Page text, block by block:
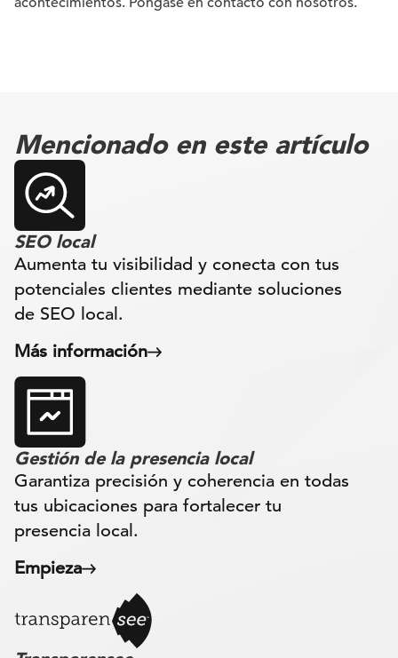
Mencionado en este artículo
SEO local
Aumenta tu visibilidad y conecta con tus
potenciales clientes mediante soluciones
de SEO local.
Más información
Gestión de la presencia local
Garantiza precisión y coherencia en todas
tus ubicaciones para fortalecer tu
presencia local.
Empieza